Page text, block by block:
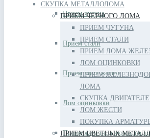
Прием чугуна
Прием стали
Прием лома железа
Лом оцинковки
Прием железнодорожного
СКУПКА МЕТАЛЛОЛОМА
ПРИЕМ ЧЕРНОГО ЛОМА
ПРИЕМ ЧУГУНА
ПРИЕМ СТАЛИ
ПРИЕМ ЛОМА
ЛОМ ОЦИНКОВКИ
ПРИЕМ
ЛОМА
СКУПКА
ЛОМ ЖЕСТИ
ПОКУПКА
ПРИЕМ ЦВЕТНЫХ